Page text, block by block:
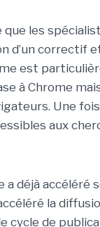
que les
d’un correctif
est
à Chrome
Une
aux
a déjà accéléré
la
cycle de